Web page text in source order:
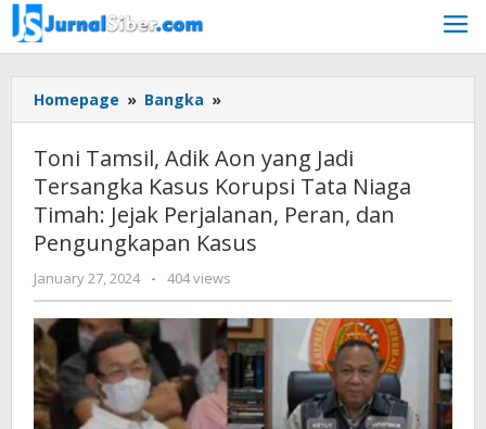
Skip
to
content
Homepage » Bangka »
Tamsil,
Aon
yang
Jadi
Tersangka
Kasus
Korupsi
Tata
Niaga
Timah:
Jejak
Perjalanan,
Peran,
Toni Tamsil, Adik Aon yang Jadi
Tersangka Kasus Korupsi Tata Niaga
Timah: Jejak Perjalanan, Peran, dan
Pengungkapan Kasus
January 27, 2024
by
Jurnalsiber
- 404 views